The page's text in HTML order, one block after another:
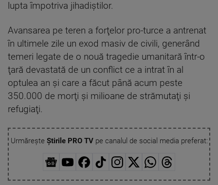
lupta împotriva jihadiştilor.
Avansarea pe teren a forţelor pro-turce a antrenat
în ultimele zile un exod masiv de civili, generând
temeri legate de o nouă tragedie umanitară într-o
ţară devastată de un conflict ce a intrat în al
optulea an şi care a făcut până acum peste
350.000 de morţi şi milioane de strămutaţi şi
refugiaţi.
Urmărește Știrile PRO TVpe canalul de social media preferat: